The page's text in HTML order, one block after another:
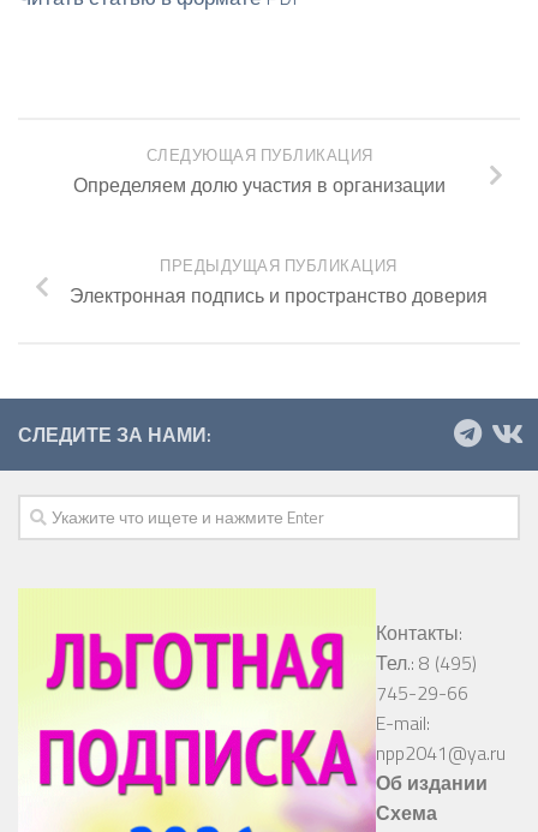
СЛЕДУЮЩАЯ ПУБЛИКАЦИЯ
Определяем долю участия в организации
ПРЕДЫДУЩАЯ ПУБЛИКАЦИЯ
Электронная подпись и пространство доверия
СЛЕДИТЕ ЗА НАМИ:
Контакты:
Тел.: 8 (495)
745-29-66
E-mail:
npp2041@ya.ru
Об издании
Схема